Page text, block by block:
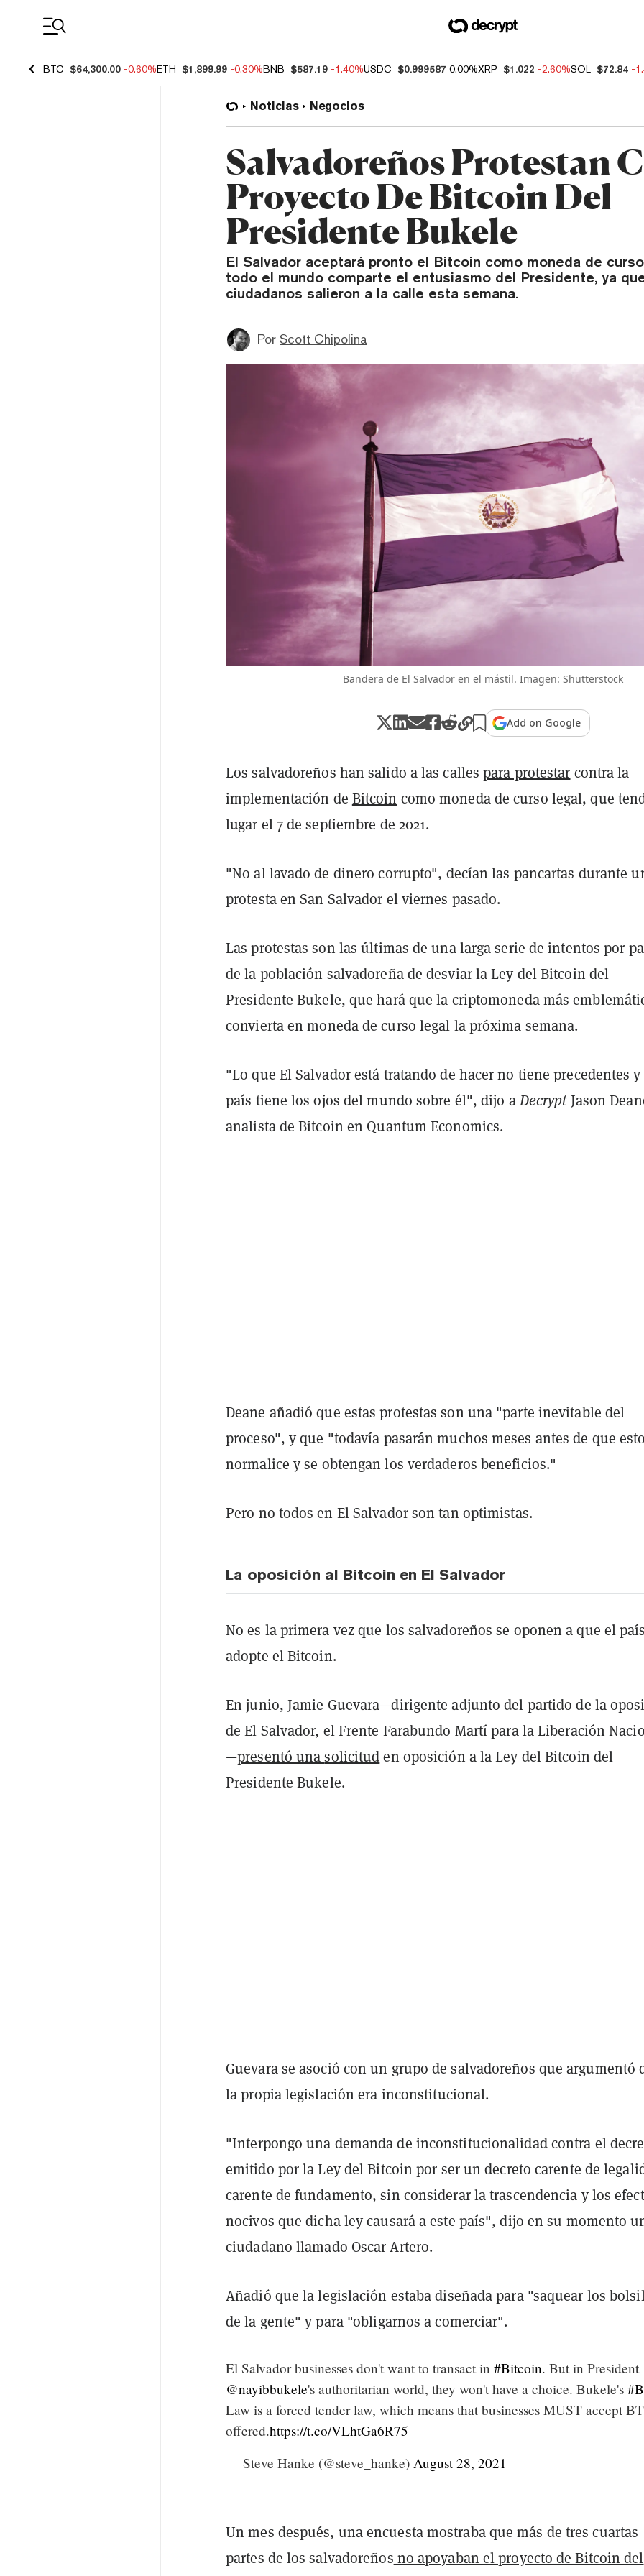
BTC $64,300.00 -0.60%ETH $1,899.99 -0.30%BNB $587.19 -1.40%USDC $0.999587 0.00%XRP $1.022 -2.60%SOL $72.84 -
Noticias Negocios
Salvadoreños Protestan
Proyecto De Bitcoin Del
Presidente Bukele
El Salvador aceptará pronto el Bitcoin como moneda de
todo el mundo comparte el entusiasmo del Presidente, ya
ciudadanos salieron a la calle esta semana.
Por Scott Chipolina
Bandera de El Salvador en el mástil. Imagen: Shutterstock
Add on Google
Los salvadoreños han salido a las callespara protestar contra la
implementación de Bitcoin como moneda de curso legal, que
lugar el 7 de septiembre de 2021.
"No al lavado de dinero corrupto", decían las pancartas durante
protesta en San Salvador el viernes pasado.
Las protestas son las últimas de una larga serie de intentos por
de la población salvadoreña de desviar la Ley del Bitcoin del
Presidente Bukele, que hará que la criptomoneda más
convierta en moneda de curso legal la próxima semana.
"Lo que El Salvador está tratando de hacer no tiene precedentes
país tiene los ojos del mundo sobre él", dijo aDecryptJason
analista de Bitcoin en Quantum Economics.
Deane añadió que estas protestas son una "parte inevitable del
proceso", y que "todavía pasarán muchos meses antes de que
normalice y se obtengan los verdaderos beneficios."
Pero no todos en El Salvador son tan optimistas.
La oposición al Bitcoin en El Salvador
No es la primera vez que los salvadoreños se oponen a que el
adopte el Bitcoin.
En junio, Jamie Guevara—dirigente adjunto del partido de la
de El Salvador, el Frente Farabundo Martí para la Liberación
—presentó unasolicituden oposición a la Ley del Bitcoin del
Presidente Bukele.
Guevara se asoció con un grupo de salvadoreños que argumentó
la propia legislación era inconstitucional.
"Interpongo una demanda de inconstitucionalidad contra el
emitido por la Ley del Bitcoin por ser un decreto carente de
carente de fundamento, sin considerar la trascendencia y los
nocivos que dicha ley causará a este país", dijo en su momento
ciudadano llamado Oscar Artero.
Añadió que la legislación estaba diseñada para "saquear los
de la gente" y para "obligarnos a comerciar".
El Salvador businesses don't want to transact in #Bitcoin. But in President
@nayibbukele's authoritarian world, they won't have a choice. Bukele's
Law is a forced tender law, which means that businesses MUST accept
offered.https://t.co/VLhtGa6R75
— Steve Hanke (@steve_hanke) August 28, 2021
Un mes después, una encuesta mostraba que más de tres cuartas
partes de los salvadoreños no apoyaban el proyecto de Bitcoin del